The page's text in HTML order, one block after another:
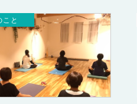
こと